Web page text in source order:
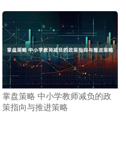
掌盘策略 中小学教师减负的政
策指向与推进策略